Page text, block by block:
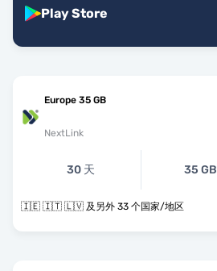
Play Store
Europe 35 GB
NextLink
30 天 35 GB
🇮🇪 🇮🇹 🇱🇻 及另外 33 个国家/地区